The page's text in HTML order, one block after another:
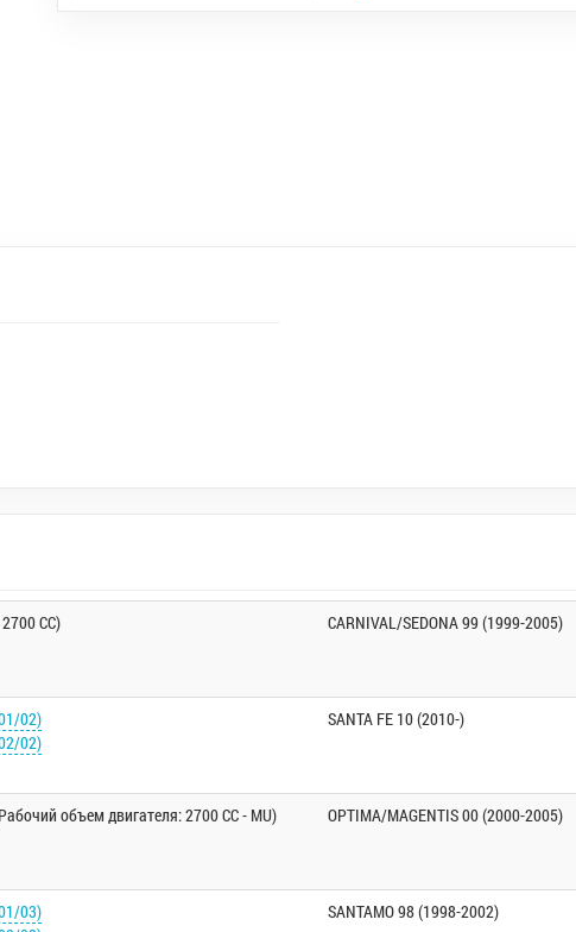
CC) CARNIVAL/SEDONA 99 (1999-2005)
02)
02)
SANTA FE 10 (2010-)
объем двигателя: 2700 CC - MU) OPTIMA/MAGENTIS 00 (2000-2005)
03)
SANTAMO 98 (1998-2002)